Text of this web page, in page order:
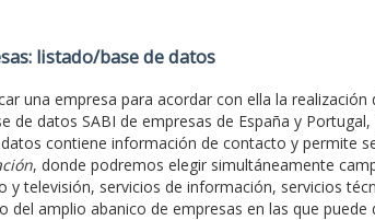
listado/base de datos
una empresa para acordar con ella la realización
de datos SABI de empresas de España y
contiene información de contacto y permite
, donde podremos elegir simultáneamente
y televisión, servicios de información, servicios
del amplio abanico de empresas en las que